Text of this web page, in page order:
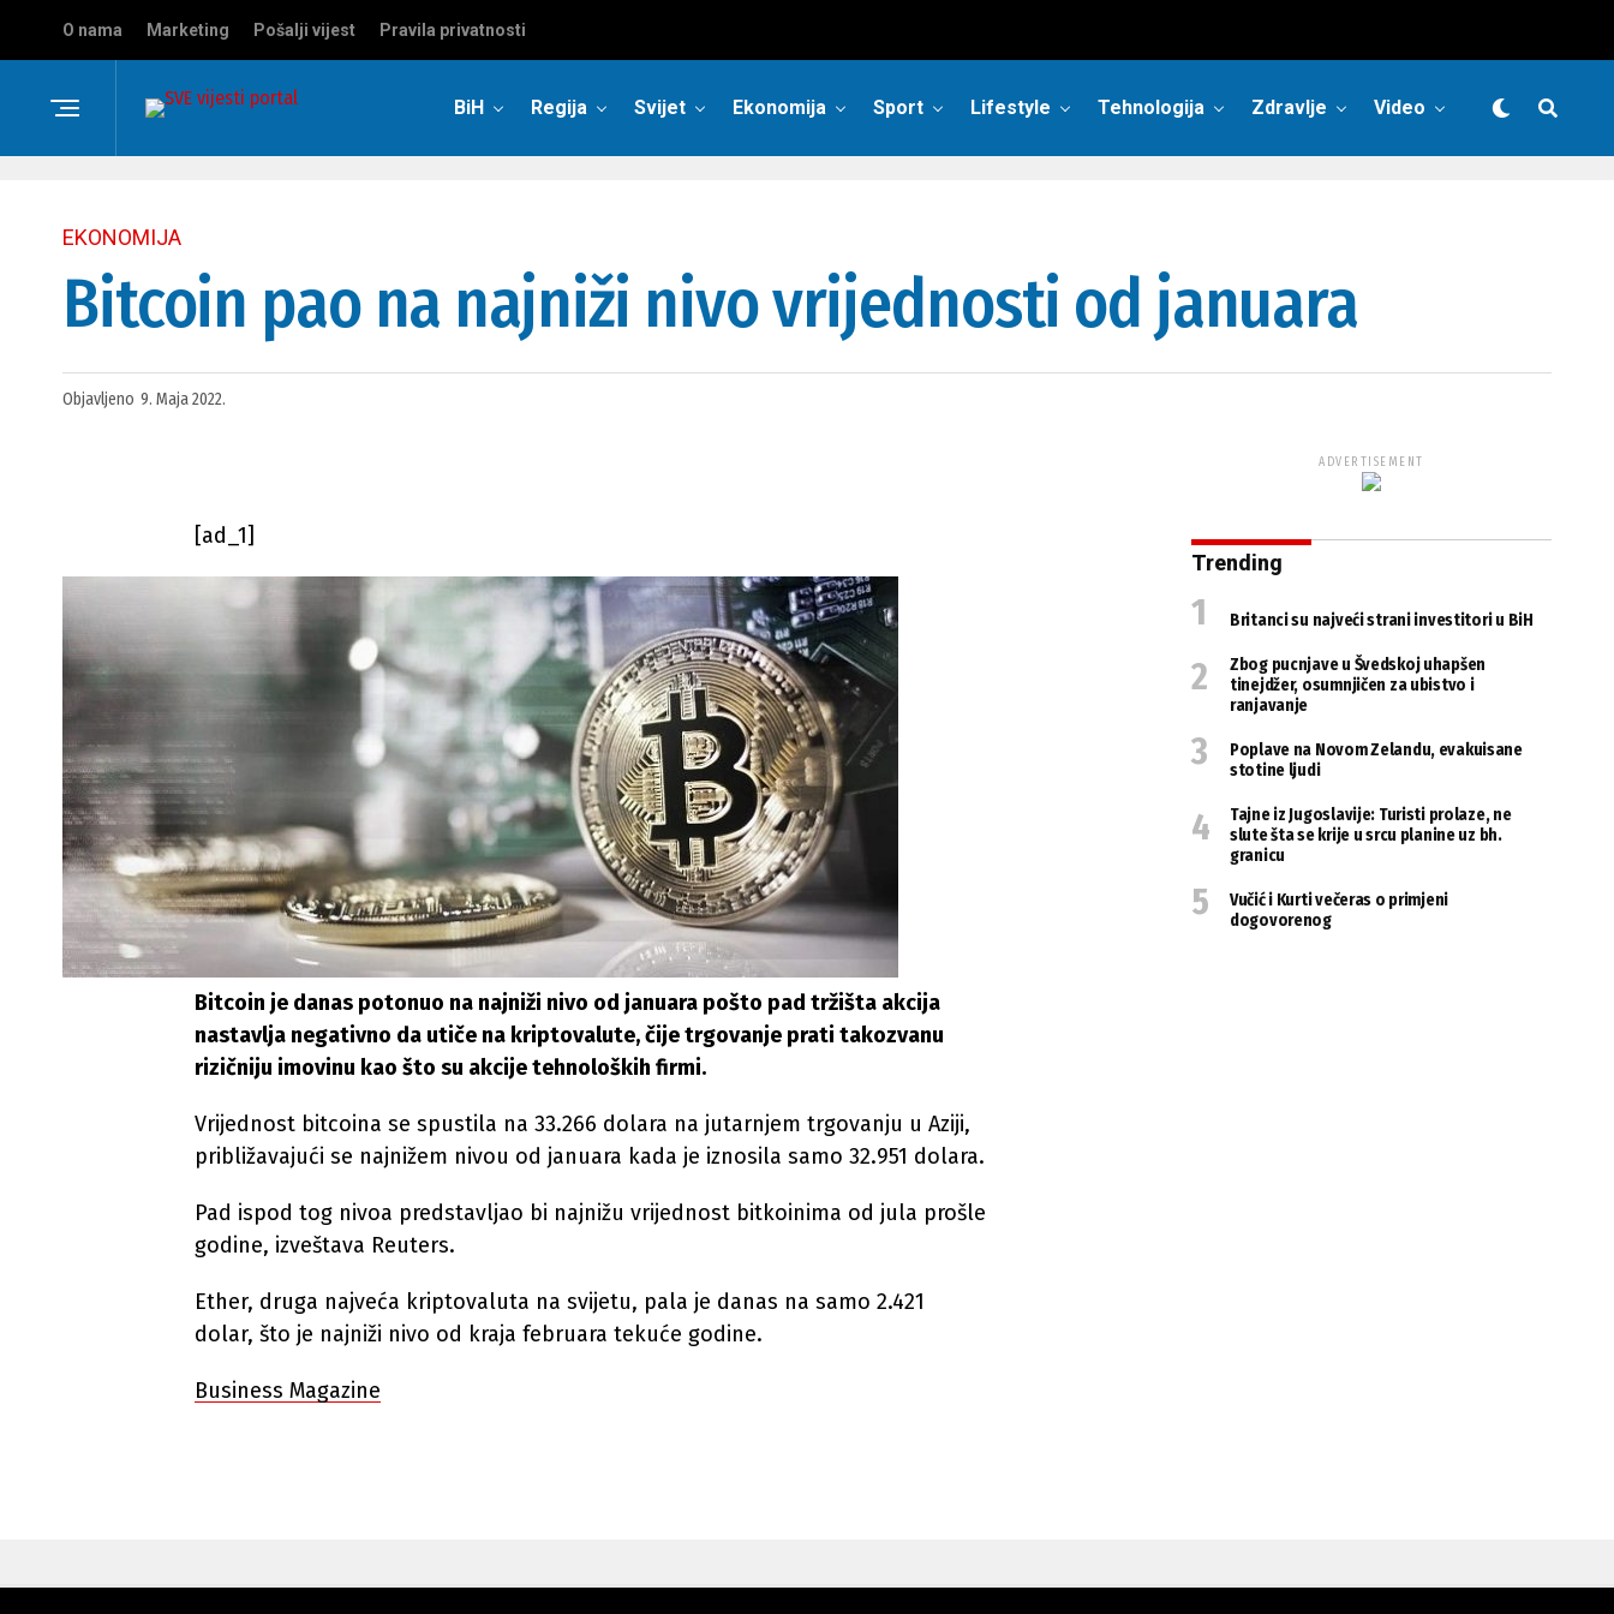
O nama Marketing Pošalji vijest Pravila privatnosti
BiH Regija Svijet Ekonomija Sport Lifestyle Tehnologija Zdravlje Video
EKONOMIJA
Bitcoin pao na najniži nivo vrijednosti od januara
Objavljeno 9. Maja 2022.
[ad_1]
Bitcoin je danas potonuo na najniži nivo od januara pošto pad tržišta akcija
nastavlja negativno da utiče na kriptovalute, čije trgovanje prati takozvanu
rizičniju imovinu kao što su akcije tehnoloških firmi.
Vrijednost bitcoina se spustila na 33.266 dolara na jutarnjem trgovanju u Aziji,
približavajući se najnižem nivou od januara kada je iznosila samo 32.951 dolara.
Pad ispod tog nivoa predstavljao bi najnižu vrijednost bitkoinima od jula prošle
godine, izveštava Reuters.
Ether, druga najveća kriptovaluta na svijetu, pala je danas na samo 2.421
dolar, što je najniži nivo od kraja februara tekuće godine.
Business Magazine
ADVERTISEMENT
Trending
Britanci su najveći strani investitori u BiH
Zbog pucnjave u Švedskoj uhapšen
tinejdžer, osumnjičen za ubistvo i
ranjavanje
Poplave na Novom Zelandu, evakuisane
stotine ljudi
Tajne iz Jugoslavije: Turisti prolaze, ne
slute šta se krije u srcu planine uz bh.
granicu
Vučić i Kurti večeras o primjeni
dogovorenog